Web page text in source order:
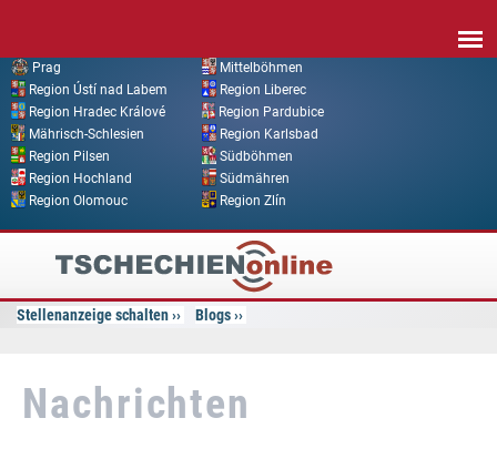
Prag
Mittelböhmen
Region Ústí nad Labem
Region Liberec
Region Hradec Králové
Region Pardubice
Mährisch-Schlesien
Region Karlsbad
Region Pilsen
Südböhmen
Region Hochland
Südmähren
Region Olomouc
Region Zlín
Tschechien
Online
Stellenanzeige schalten Blogs
Nachrichten